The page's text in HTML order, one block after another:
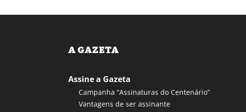
A GAZETA
Assine a Gazeta
Campanha “Assinaturas do Centenário”
Vantagens de ser assinante